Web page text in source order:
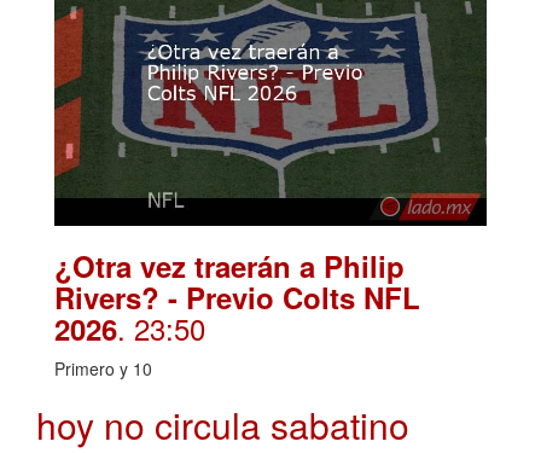
¿Otra vez traerán a Philip
Rivers? - Previo Colts NFL
2026. 23:50
Primero y 10
hoy no circula sabatino